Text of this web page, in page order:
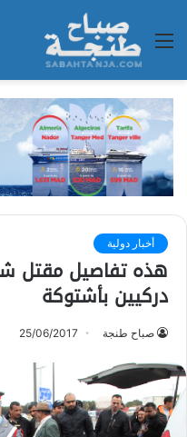
القائمة
أخبار دولية
هذه تفاصيل مقتل
دركيين بأشتوكة
صباح طنجة 25/06/2017